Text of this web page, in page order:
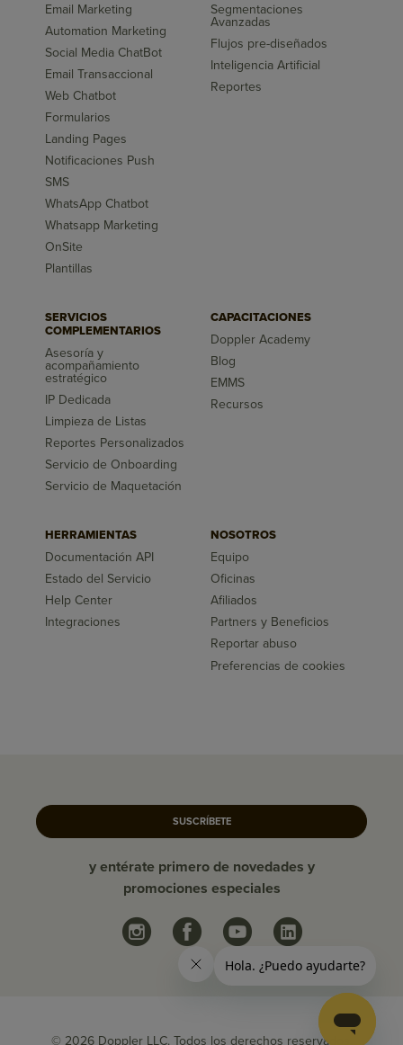
Email Marketing
Automation Marketing
Social Media ChatBot
Email Transaccional
Web Chatbot
Formularios
Landing Pages
Notificaciones Push
SMS
WhatsApp Chatbot
Whatsapp Marketing
OnSite
Plantillas
Segmentaciones
Avanzadas
Flujos pre-diseñados
Inteligencia Artificial
Reportes
SERVICIOS
COMPLEMENTARIOS
Asesoría y
acompañamiento
estratégico
IP Dedicada
Limpieza de Listas
Reportes Personalizados
Servicio de Onboarding
Servicio de Maquetación
CAPACITACIONES
Doppler Academy
Blog
EMMS
Recursos
HERRAMIENTAS
Documentación API
Estado del Servicio
Help Center
Integraciones
NOSOTROS
Equipo
Oficinas
Afiliados
Partners y Beneficios
Reportar abuso
Preferencias de cookies
SUSCRÍBETE
y entérate primero de novedades y
promociones especiales
© 2026 Doppler LLC. Todos los derechos reservados.